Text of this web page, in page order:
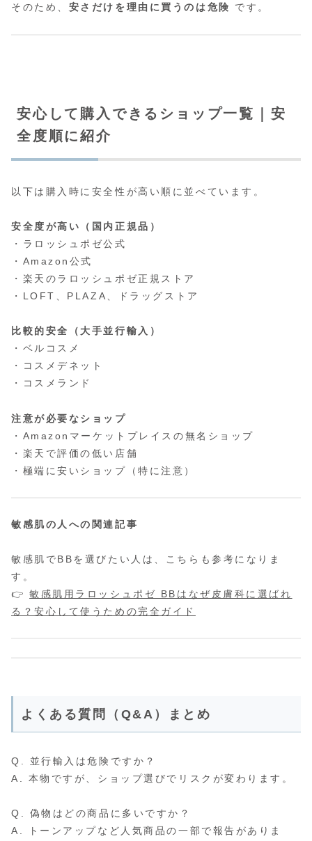
そのため、 安さだけを理由に買うのは危険 です。
安心して購入できるショップ一覧｜安
全度順に紹介
以下は購入時に安全性が高い順に並べています。
安全度が高い（国内正規品）
・ラロッシュポゼ公式
・Amazon公式
・楽天のラロッシュポゼ正規ストア
・LOFT、PLAZA、ドラッグストア
比較的安全（大手並行輸入）
・ベルコスメ
・コスメデネット
・コスメランド
注意が必要なショップ
・Amazonマーケットプレイスの無名ショップ
・楽天で評価の低い店舗
・極端に安いショップ（特に注意）
敏感肌の人への関連記事
敏感肌でBBを選びたい人は、こちらも参考になりま
す。
👉敏感肌用ラロッシュポゼ BBはなぜ皮膚科に選ばれ
る？安心して使うための完全ガイド
よくある質問（Q&A）まとめ
Q. 並行輸入は危険ですか？
A. 本物ですが、ショップ選びでリスクが変わります。
Q. 偽物はどの商品に多いですか？
A. トーンアップなど人気商品の一部で報告がありま